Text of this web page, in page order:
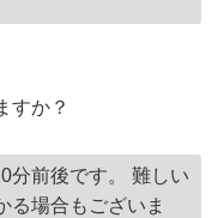
すか？
分前後です。 難しい
る場合もございま